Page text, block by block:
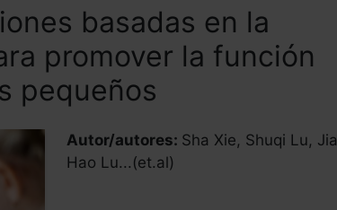
basadas en la
promover la función
pequeños
Autor/autores: Sha Xie, Shuqi Lu, Jia
Hao Lu...(et.al)